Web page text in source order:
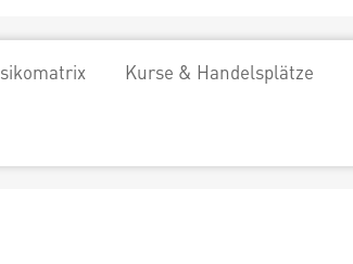
Kurse & Handelsplätze